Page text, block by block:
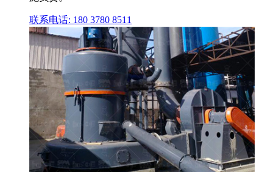
联系电话: 180 3780 8511